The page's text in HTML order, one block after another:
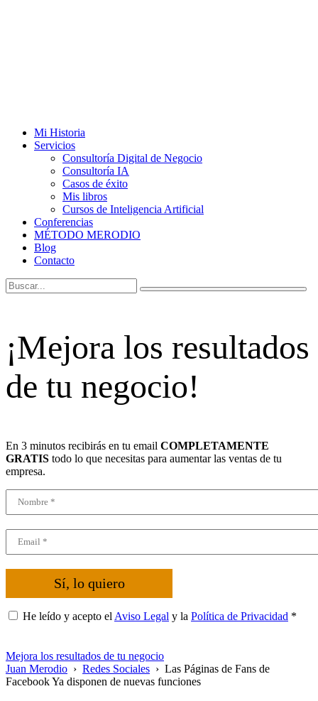
Mi Historia
Servicios
Consultoría Digital de Negocio
Consultoría IA
Casos de éxito
Mis libros
Cursos de Inteligencia Artificial
Conferencias
MÉTODO MERODIO
Blog
Contacto
¡Mejora los resultados
de tu negocio!
En 3 minutos recibirás en tu email COMPLETAMENTE
GRATIS todo lo que necesitas para aumentar las ventas de tu
empresa.
Sí, lo quiero
He leído y acepto el Aviso Legal y la Política de Privacidad *
Mejora los resultados de tu negocio
Juan Merodio › Redes Sociales › Las Páginas de Fans de
Facebook Ya disponen de nuevas funciones